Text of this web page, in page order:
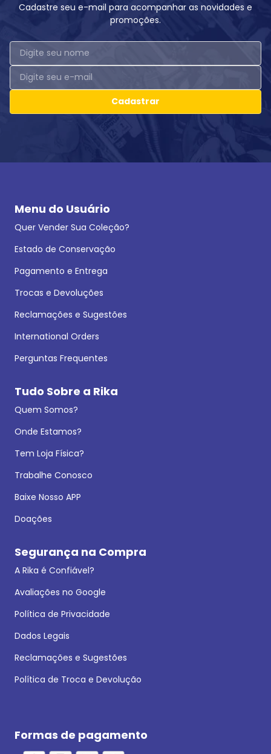
Cadastre seu e-mail para acompanhar as novidades e
promoções.
Cadastrar
Menu do Usuário
Quer Vender Sua Coleção?
Estado de Conservação
Pagamento e Entrega
Trocas e Devoluções
Reclamações e Sugestões
International Orders
Perguntas Frequentes
Tudo Sobre a Rika
Quem Somos?
Onde Estamos?
Tem Loja Física?
Trabalhe Conosco
Baixe Nosso APP
Doações
Segurança na Compra
A Rika é Confiável?
Avaliações no Google
Política de Privacidade
Dados Legais
Reclamações e Sugestões
Política de Troca e Devolução
Formas de pagamento